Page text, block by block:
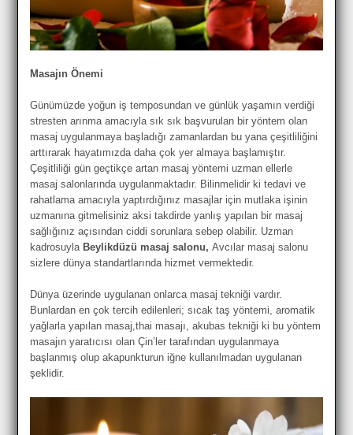
Masajın Önemi
Günümüzde yoğun iş temposundan ve günlük yaşamın verdiği
stresten arınma amacıyla sık sık başvurulan bir yöntem olan
masaj uygulanmaya başladığı zamanlardan bu yana çeşitliliğini
arttırarak hayatımızda daha çok yer almaya başlamıştır.
Çeşitliliği gün geçtikçe artan masaj yöntemi uzman ellerle
masaj salonlarında uygulanmaktadır. Bilinmelidir ki tedavi ve
rahatlama amacıyla yaptırdığınız masajlar için mutlaka işinin
uzmanına gitmelisiniz aksi takdirde yanlış yapılan bir masaj
sağlığınız açısından ciddi sorunlara sebep olabilir. Uzman
kadrosuyla Beylikdüzü masaj salonu,Avcılar masaj salonu
sizlere dünya standartlarında hizmet vermektedir.
Dünya üzerinde uygulanan onlarca masaj tekniği vardır.
Bunlardan en çok tercih edilenleri; sıcak taş yöntemi, aromatik
yağlarla yapılan masaj,thai masajı, akubas tekniği ki bu yöntem
masajın yaratıcısı olan Çin’ler tarafından uygulanmaya
başlanmış olup akapunkturun iğne kullanılmadan uygulanan
şeklidir.